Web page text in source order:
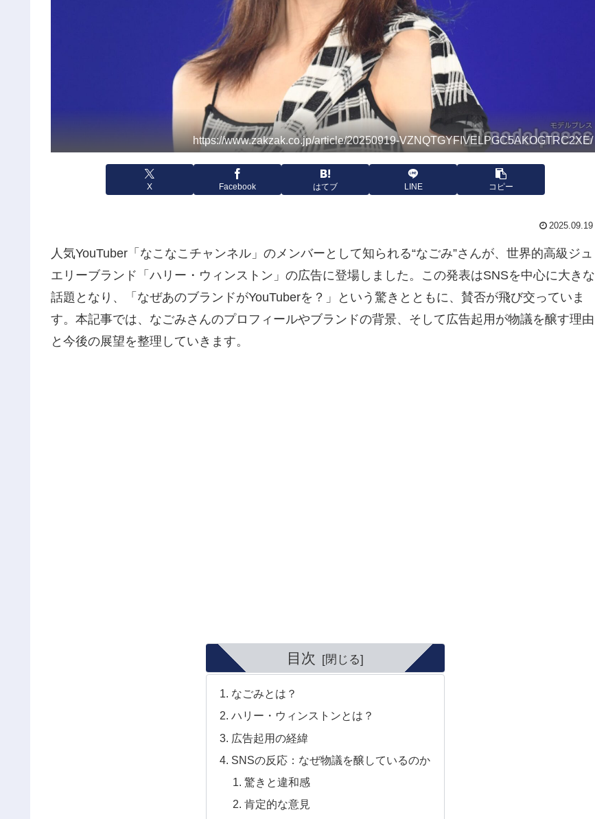
https://www.zakzak.co.jp/article/20250919-VZNQTGYFIVELPGC5AKOGTRC2XE/
X Facebook はてブ LINE コピー
2025.09.19
人気YouTuber「なこなこチャンネル」のメンバーとして知られる“なごみ”さんが、世界的高級ジュ
エリーブランド「ハリー・ウィンストン」の広告に登場しました。この発表はSNSを中心に大きな
話題となり、「なぜあのブランドがYouTuberを？」という驚きとともに、賛否が飛び交っていま
す。本記事では、なごみさんのプロフィールやブランドの背景、そして広告起用が物議を醸す理由
と今後の展望を整理していきます。
目次
なごみとは？
ハリー・ウィンストンとは？
広告起用の経緯
SNSの反応：なぜ物議を醸しているのか
驚きと違和感
肯定的な意見